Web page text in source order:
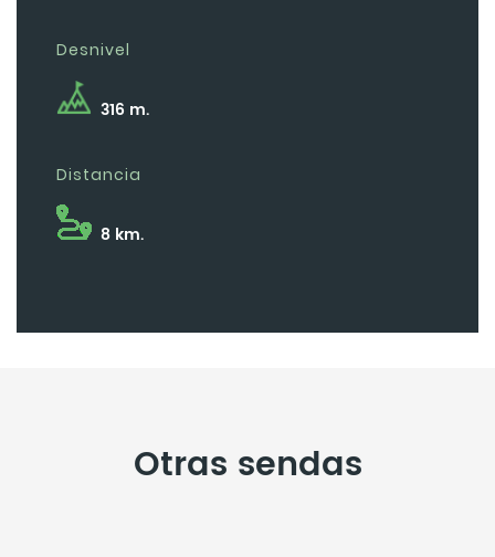
Desnivel
316 m.
Distancia
8 km.
Otras sendas